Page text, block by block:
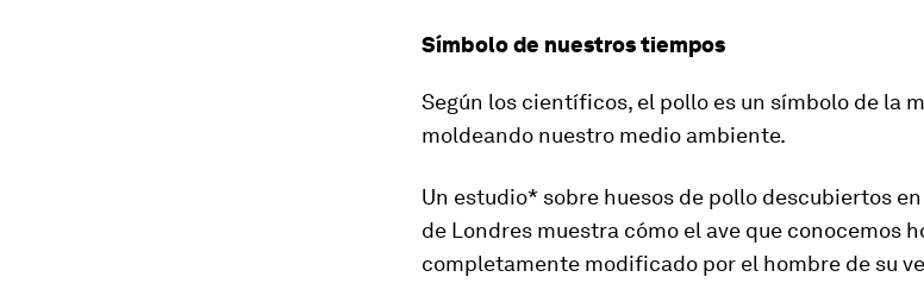
Símbolo de nuestros tiempos
Según los científicos, el pollo es un símbolo de la
moldeando nuestro medio ambiente.
Un estudio* sobre huesos de pollo descubiertos
de Londres muestra cómo el ave que conocemos
completamente modificado por el hombre de su